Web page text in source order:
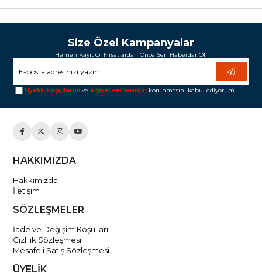
Size Özel Kampanyalar
Hemen Kayıt Ol Fırsatlardan Önce Sen Haberdar Ol!
Üyelik koşullarını ve kişisel verilerimin korunmasını kabul ediyorum.
HAKKIMIZDA
Hakkımızda
İletişim
SÖZLEŞMELER
İade ve Değişim Koşulları
Gizlilik Sözleşmesi
Mesafeli Satış Sözleşmesi
ÜYELİK